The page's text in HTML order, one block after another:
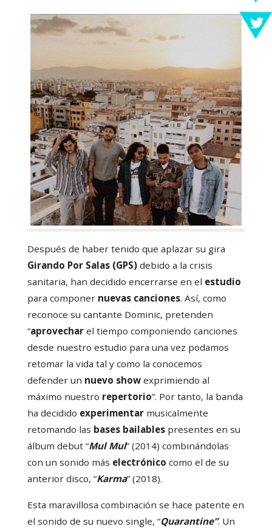
Después de haber tenido que aplazar su gira
Girando Por Salas (GPS)debido a la crisis
sanitaria, han decidido encerrarse en el estudio
para componer nuevas canciones. Así, como
reconoce su cantante Dominic, pretenden
“aprovecharel tiempo componiendo canciones
desde nuestro estudio para una vez podamos
retomar la vida tal y como la conocemos
defender un nuevo showexprimiendo al
máximo nuestro repertorio”. Por tanto, la banda
ha decidido experimentar musicalmente
retomando las bases bailablespresentes en su
álbum debut “Mul Mul” (2014) combinándolas
con un sonido más electrónico como el de su
anterior disco, “Karma” (2018).
Esta maravillosa combinación se hace patente en
el sonido de su nuevo single, “Quarantine”. Un